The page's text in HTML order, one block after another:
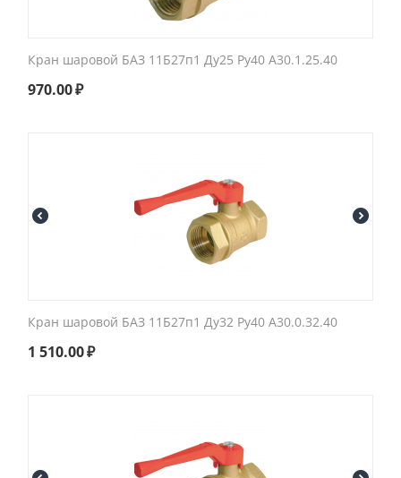
Кран шаровой БАЗ 11Б27п1 Ду25 Ру40 А30.1.25.40
970.00₽
Кран шаровой БАЗ 11Б27п1 Ду32 Ру40 А30.0.32.40
1 510.00₽